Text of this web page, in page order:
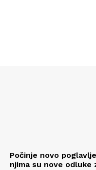
Počinje novo
njima su nove odluke